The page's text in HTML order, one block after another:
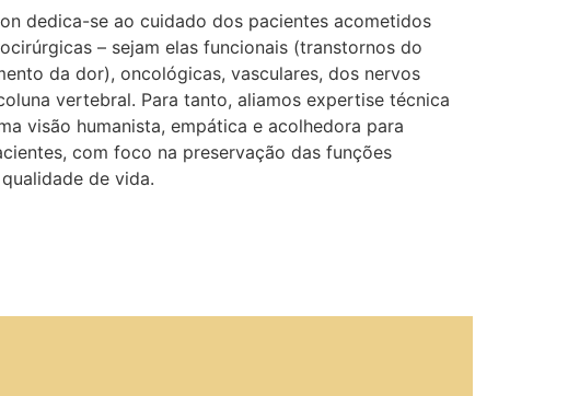
dedica-se ao cuidado dos pacientes acometidos
– sejam elas funcionais (transtornos do
da dor), oncológicas, vasculares, dos nervos
vertebral. Para tanto, aliamos expertise técnica
visão humanista, empática e acolhedora para
com foco na preservação das funções
de vida.